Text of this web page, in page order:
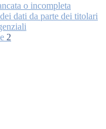
o incompleta
dati da parte dei titolari
2